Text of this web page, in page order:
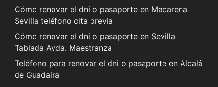
Cómo renovar el dni o pasaporte en Macarena
Sevilla teléfono cita previa
Cómo renovar el dni o pasaporte en Sevilla
Tablada Avda. Maestranza
Teléfono para renovar el dni o pasaporte en Alcalá
de Guadaira